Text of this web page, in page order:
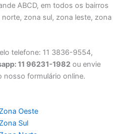
ABCD, em todos os bairros
zona sul, zona leste, zona
telefone: 11 3836-9554,
11 96231-1982 ou envie
nosso formulário online.
Oeste
Sul